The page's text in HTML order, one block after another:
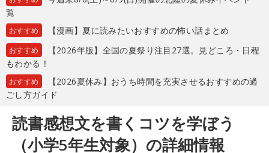
覧
おすすめ 【漫画】夏に読みたいおすすめの怖い話まとめ
おすすめ
【2026年版】全国の夏祭り注目27選。見どころ・日程
もわかる！
おすすめ
【2026夏休み】おうち時間を充実させるおすすめの過
ごし方ガイド
読書感想文を書くコツを学ぼう
（小学5年生対象）の詳細情報